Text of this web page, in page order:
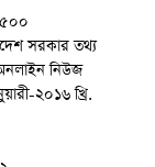
সরকার তথ্য
নিউজ
২০১৬ খ্রি.